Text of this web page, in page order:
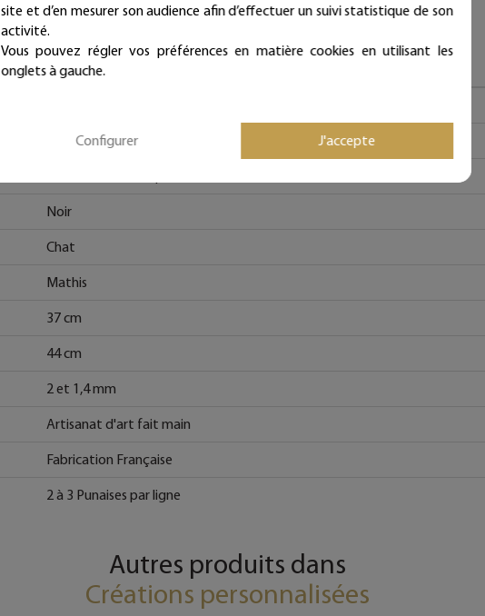
Fiche technique
Bohême, Vintage, Rétro, Romantique, Cosy, Shabby et Campagne
Noir
Chat
Mathis
37 cm
44 cm
2 et 1,4 mm
Artisanat d'art fait main
Fabrication Française
2 à 3 Punaises par ligne
Autres produits dans
Créations personnalisées
site et d’en mesurer son audience afin d’effectuer un suivi statistique de son
activité.
Vous pouvez régler vos préférences en matière cookies en utilisant les
onglets à gauche.
Configurer J'accepte